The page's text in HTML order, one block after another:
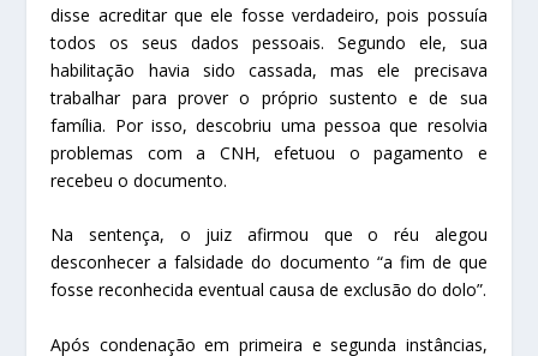
disse acreditar que ele fosse verdadeiro, pois possuía
todos os seus dados pessoais. Segundo ele, sua
habilitação havia sido cassada, mas ele precisava
trabalhar para prover o próprio sustento e de sua
família. Por isso, descobriu uma pessoa que resolvia
problemas com a CNH, efetuou o pagamento e
recebeu o documento.
Na sentença, o juiz afirmou que o réu alegou
desconhecer a falsidade do documento “a fim de que
fosse reconhecida eventual causa de exclusão do dolo”.
Após condenação em primeira e segunda instâncias,